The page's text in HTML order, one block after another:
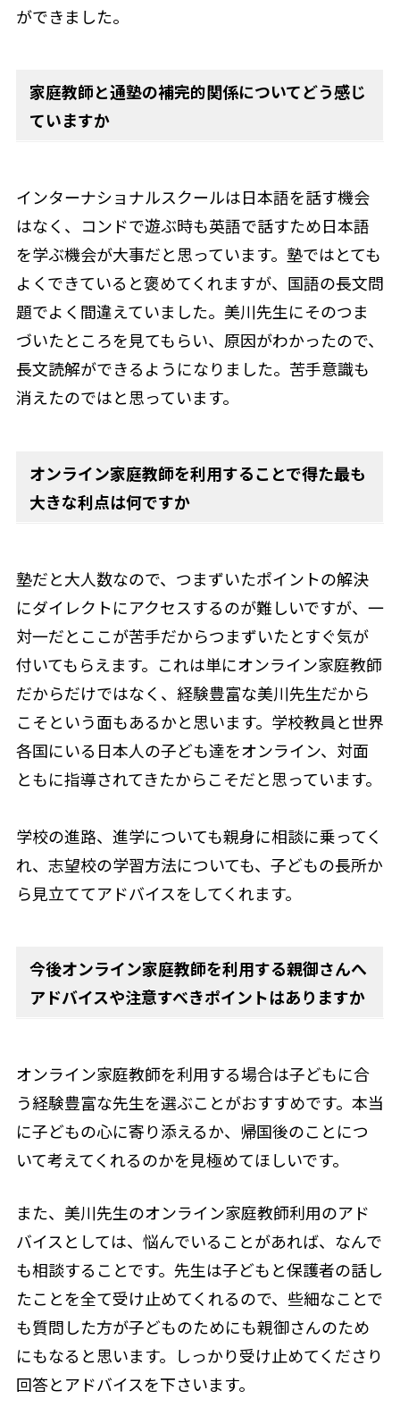
ができました。
家庭教師と通塾の補完的関係についてどう感じ
ていますか
インターナショナルスクールは日本語を話す機会
はなく、コンドで遊ぶ時も英語で話すため日本語
を学ぶ機会が大事だと思っています。塾ではとても
よくできていると褒めてくれますが、国語の長文問
題でよく間違えていました。美川先生にそのつま
づいたところを見てもらい、原因がわかったので、
長文読解ができるようになりました。苦手意識も
消えたのではと思っています。
オンライン家庭教師を利用することで得た最も
大きな利点は何ですか
塾だと大人数なので、つまずいたポイントの解決
にダイレクトにアクセスするのが難しいですが、一
対一だとここが苦手だからつまずいたとすぐ気が
付いてもらえます。これは単にオンライン家庭教師
だからだけではなく、経験豊富な美川先生だから
こそという面もあるかと思います。学校教員と世界
各国にいる日本人の子ども達をオンライン、対面
ともに指導されてきたからこそだと思っています。
学校の進路、進学についても親身に相談に乗ってく
れ、志望校の学習方法についても、子どもの長所か
ら見立ててアドバイスをしてくれます。
今後オンライン家庭教師を利用する親御さんへ
アドバイスや注意すべきポイントはありますか
オンライン家庭教師を利用する場合は子どもに合
う経験豊富な先生を選ぶことがおすすめです。本当
に子どもの心に寄り添えるか、帰国後のことにつ
いて考えてくれるのかを見極めてほしいです。
また、美川先生のオンライン家庭教師利用のアド
バイスとしては、悩んでいることがあれば、なんで
も相談することです。先生は子どもと保護者の話し
たことを全て受け止めてくれるので、些細なことで
も質問した方が子どものためにも親御さんのため
にもなると思います。しっかり受け止めてくださり
回答とアドバイスを下さいます。